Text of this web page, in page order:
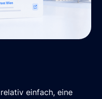
einfach, eine